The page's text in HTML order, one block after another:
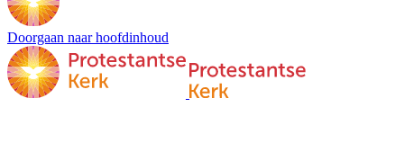
Doorgaan naar hoofdinhoud